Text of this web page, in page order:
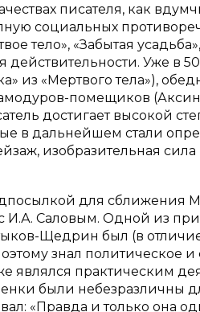
писателя, как
социальных
тело», «Забытая
Уже в
из «Мертвого тела»),
помещиков
достигает высокой
в дальнейшем стали
изобразительная
для сближения
И.А. Саловым. Одной из
Щедрин был (в
знал политическое
являлся практическим
были небезразличны
«Правда и только она